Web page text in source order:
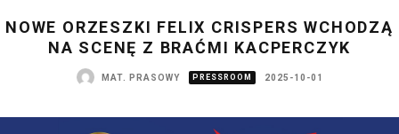
NOWE ORZESZKI FELIX CRISPERS WCHODZĄ
NA SCENĘ Z BRAĆMI KACPERCZYK
MAT. PRASOWY PRESSROOM 2025-10-01